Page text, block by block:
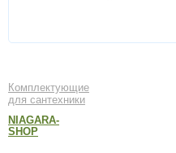
Комплектующие
для сантехники
NIAGARA-
SHOP